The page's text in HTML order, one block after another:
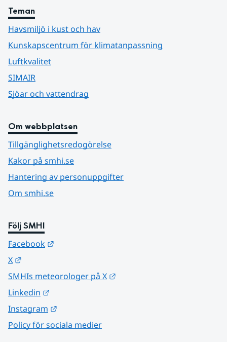
Teman
Havsmiljö i kust och hav
Kunskapscentrum för klimatanpassning
Luftkvalitet
SIMAIR
Sjöar och vattendrag
Om webbplatsen
Tillgänglighetsredogörelse
Kakor på smhi.se
Hantering av personuppgifter
Om smhi.se
Följ SMHI
Facebook
X
SMHIs meteorologer på X
Linkedin
Instagram
Policy för sociala medier